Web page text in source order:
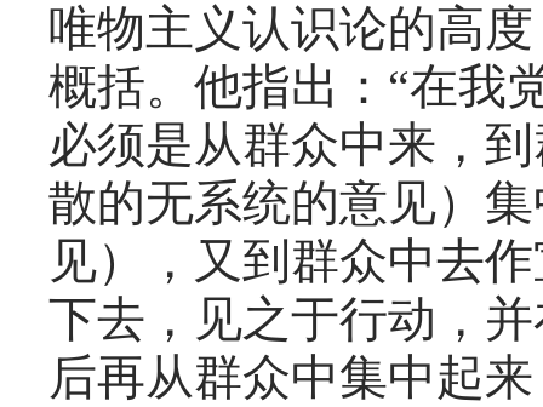
唯物主义认识论的高
概括。他指出：“在我
必须是从群众中来，
散的无系统的意见）
见），又到群众中去
下去，见之于行动，
后再从群众中集中起